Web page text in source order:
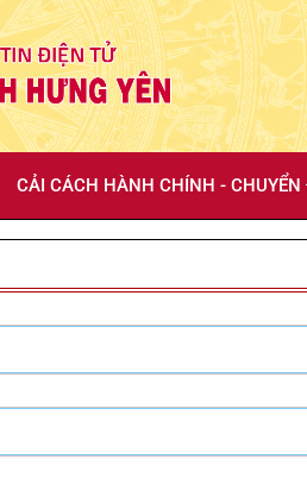
CẢI CÁCH HÀNH CHÍNH - CHUYỂN